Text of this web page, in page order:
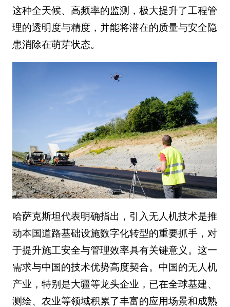
这种全天候、高频率的监测，极大提升了工程管
理的透明度与精度，并能将潜在的质量与安全隐
患消除在萌芽状态。
哈萨克斯坦代表明确指出，引入无人机技术是推
动本国道路基础设施数字化转型的重要抓手，对
于提升施工安全与管理效率具有关键意义。这一
需求与中国的技术优势高度契合。中国的无人机
产业，特别是大疆等龙头企业，已在全球基建、
测绘、农业等领域积累了丰富的应用场景和成熟